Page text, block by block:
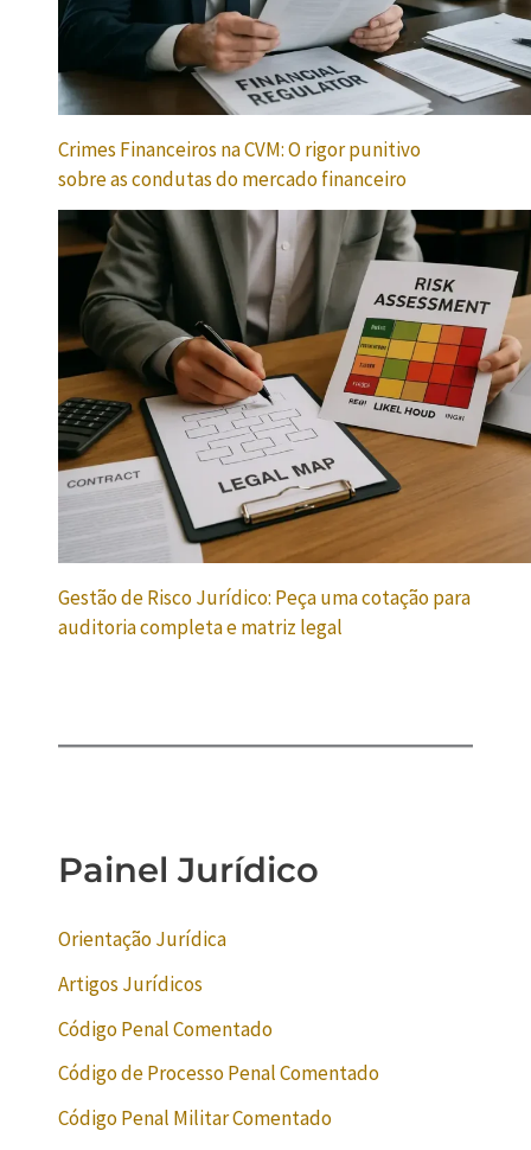
Crimes Financeiros na CVM: O rigor punitivo
sobre as condutas do mercado financeiro
Gestão de Risco Jurídico: Peça uma cotação para
auditoria completa e matriz legal
Painel Jurídico
Orientação Jurídica
Artigos Jurídicos
Código Penal Comentado
Código de Processo Penal Comentado
Código Penal Militar Comentado